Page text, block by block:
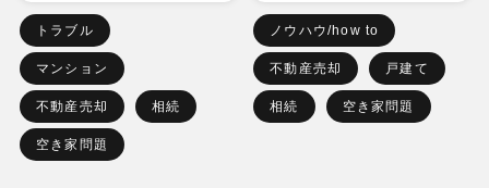
トラブル
マンション
不動産売却 相続
空き家問題
ノウハウ/how to
不動産売却 戸建て
相続 空き家問題